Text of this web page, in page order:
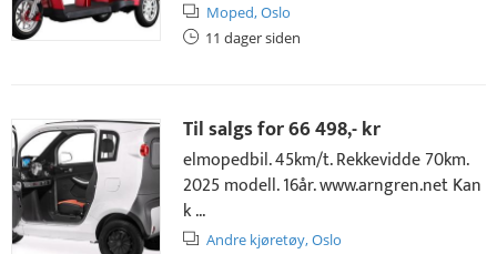
Moped,Oslo
11 dager siden
Til salgs for66 498,- kr
elmopedbil. 45km/t. Rekkevidde 70km.
2025 modell. 16år. www.arngren.net Kan
k ...
Andre kjøretøy,Oslo